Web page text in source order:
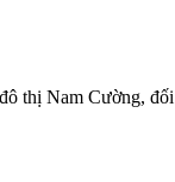
thị Nam Cường,